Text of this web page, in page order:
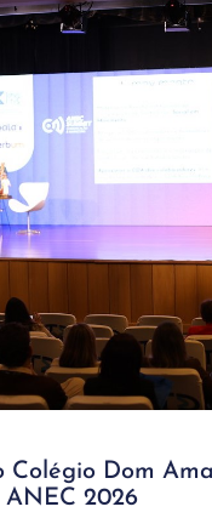
Colégio Dom
ANEC 2026